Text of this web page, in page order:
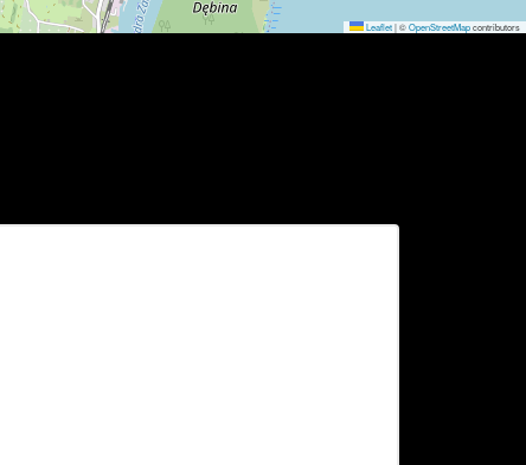
Leaflet|©OpenStreetMapcontributors